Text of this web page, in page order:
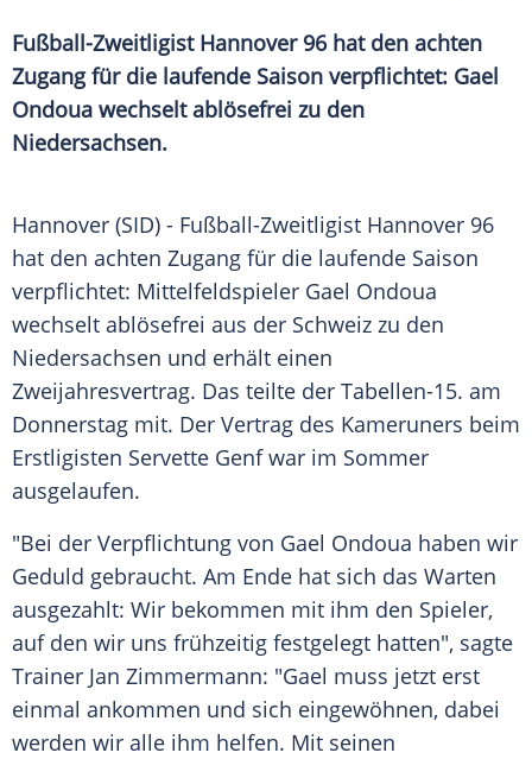
Fußball-Zweitligist Hannover 96hat den achten
Zugang für die laufende Saison verpflichtet: Gael
Ondoua wechselt ablösefrei zu den
Niedersachsen.
Hannover (SID) - Fußball-Zweitligist Hannover 96
hat den achten Zugang für die laufende Saison
verpflichtet: Mittelfeldspieler Gael Ondoua
wechselt ablösefrei aus der Schweiz zu den
Niedersachsen und erhält einen
Zweijahresvertrag. Das teilte der Tabellen-15. am
Donnerstag mit. Der Vertrag des Kameruners beim
Erstligisten Servette Genfwar im Sommer
ausgelaufen.
"Bei der Verpflichtung von Gael Ondoua haben wir
Geduld gebraucht. Am Ende hat sich das Warten
ausgezahlt: Wir bekommen mit ihm den Spieler,
auf den wir uns frühzeitig festgelegt hatten", sagte
Trainer Jan Zimmermann: "Gael muss jetzt erst
einmal ankommen und sich eingewöhnen, dabei
werden wir alle ihm helfen. Mit seinen